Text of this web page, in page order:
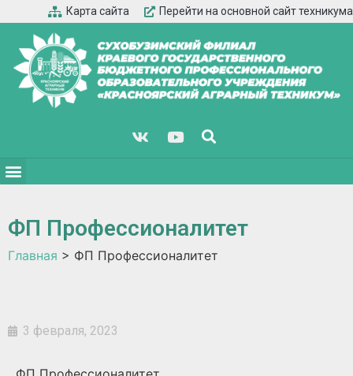
Карта сайта Перейти на основной сайт техникума
ФП Профессионалитет
Главная > ФП Профессионалитет
3 февраля, 2023